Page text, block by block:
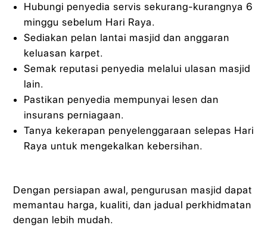
Hubungi penyedia servis sekurang-kurangnya 6
minggu sebelum Hari Raya.
Sediakan pelan lantai masjid dan anggaran
keluasan karpet.
Semak reputasi penyedia melalui ulasan masjid
lain.
Pastikan penyedia mempunyai lesen dan
insurans perniagaan.
Tanya kekerapan penyelenggaraan selepas Hari
Raya untuk mengekalkan kebersihan.
Dengan persiapan awal, pengurusan masjid dapat
memantau harga, kualiti, dan jadual perkhidmatan
dengan lebih mudah.